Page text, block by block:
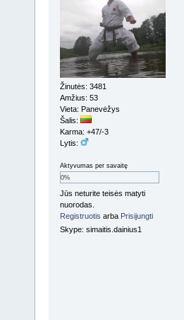
Žinutės: 3481
Amžius: 53
Vieta: Panevėžys
Šalis:
Karma: +47/-3
Lytis:
Aktyvumas per savaitę
0%
Jūs neturite teisės matyti
nuorodas.
Registruotis arba Prisijungti
Skype: simaitis.dainius1